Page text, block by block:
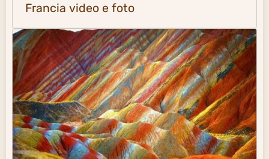
Francia video e foto